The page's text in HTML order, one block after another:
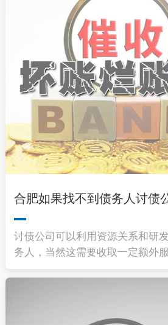
合肥如果找不到债务人讨债
讨债公司可以利用资源关系和研
务人，当然这需要收取一定额外服